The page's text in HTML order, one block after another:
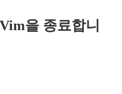
을 종료합니